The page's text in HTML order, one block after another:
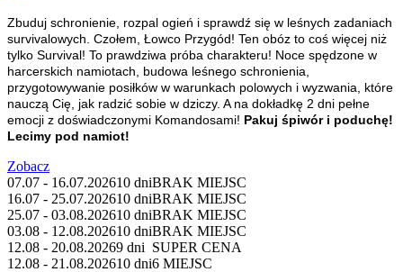
Zbuduj schronienie, rozpal ogień i sprawdź się w leśnych zadaniach
survivalowych. Czołem, Łowco Przygód! Ten obóz to coś więcej niż
tylko Survival! To prawdziwa próba charakteru! Noce spędzone w
harcerskich namiotach, budowa leśnego schronienia,
przygotowywanie posiłków w warunkach polowych i wyzwania, które
nauczą Cię, jak radzić sobie w dziczy. A na dokładkę 2 dni pełne
emocji z doświadczonymi Komandosami! Pakuj śpiwór i poduchę!
Lecimy pod namiot!
Zobacz
07.07 - 16.07.202610 dniBRAK MIEJSC
16.07 - 25.07.202610 dniBRAK MIEJSC
25.07 - 03.08.202610 dniBRAK MIEJSC
03.08 - 12.08.202610 dniBRAK MIEJSC
12.08 - 20.08.20269 dni SUPER CENA
12.08 - 21.08.202610 dni6 MIEJSC